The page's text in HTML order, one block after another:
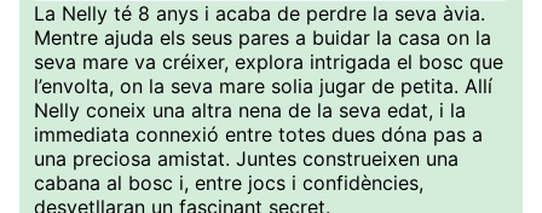
La Nelly té 8 anys i acaba de perdre la seva àvia.
Mentre ajuda els seus pares a buidar la casa on la
seva mare va créixer, explora intrigada el bosc que
l’envolta, on la seva mare solia jugar de petita. Allí
Nelly coneix una altra nena de la seva edat, i la
immediata connexió entre totes dues dóna pas a
una preciosa amistat. Juntes construeixen una
cabana al bosc i, entre jocs i confidències,
desvetllaran un fascinant secret.